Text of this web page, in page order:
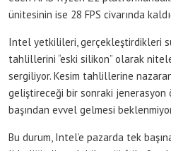
ünitesinin ise 28 FPS civarında
Intel yetkilileri, gerçekleştirdikleri
tahlillerini “eski silikon” olarak
sergiliyor. Kesim tahlillerine
geliştireceği bir sonraki jenerasyon
başından evvel gelmesi
Bu durum, Intel’e pazarda tek